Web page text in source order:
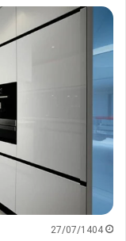
27/07/1404